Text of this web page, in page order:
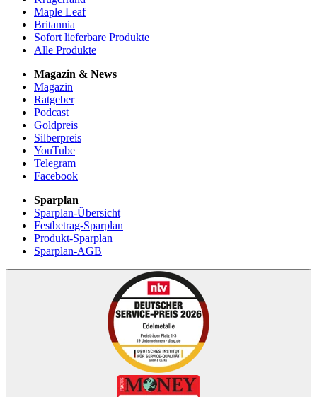
Maple Leaf
Britannia
Sofort lieferbare Produkte
Alle Produkte
Magazin & News
Magazin
Ratgeber
Podcast
Goldpreis
Silberpreis
YouTube
Telegram
Facebook
Sparplan
Sparplan-Übersicht
Festbetrag-Sparplan
Produkt-Sparplan
Sparplan-AGB